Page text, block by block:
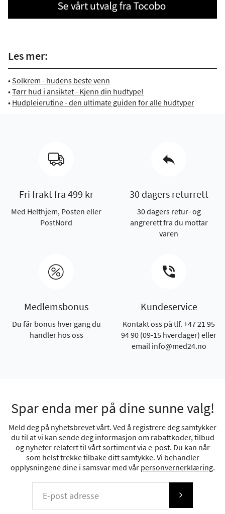
Les mer:
• Solkrem - hudens beste venn
•Tørr hud i ansiktet - Kjenn din hudtype!
• Hudpleierutine - den ultimate guiden for alle hudtyper
Fri frakt fra 499 kr
Med Helthjem, Posten eller
PostNord
30 dagers returrett
30 dagers retur- og
angrerett fra du mottar
varen
Medlemsbonus
Du får bonus hver gang du
handler hos oss
Kundeservice
Kontakt oss på tlf. +47 21 95
94 90 (09-15 hverdager) eller
email info@med24.no
Spar enda mer på dine sunne valg!
Meld deg på nyhetsbrevet vårt. Ved å registrere deg samtykker
du til at vi kan sende deg informasjon om rabattkoder, tilbud
og nyheter relatert til vårt sortiment via e-post. Du kan når
som helst trekke tilbake ditt samtykke. Vi behandler
opplysningene dine i samsvar med vår personvernerklæring.